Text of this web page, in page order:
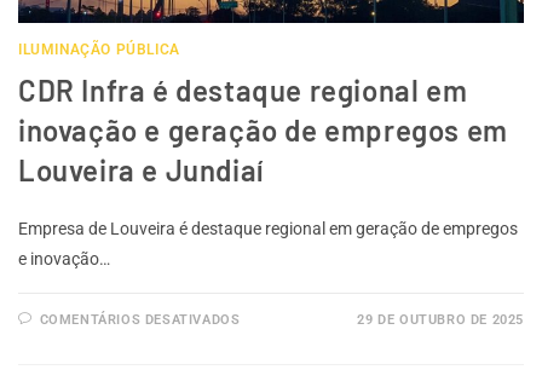
ILUMINAÇÃO PÚBLICA
CDR Infra é destaque regional em
inovação e geração de empregos em
Louveira e Jundiaí
Empresa de Louveira é destaque regional em geração de empregos
e inovação…
COMENTÁRIOS DESATIVADOS 29 DE OUTUBRO DE 2025